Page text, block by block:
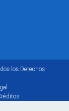
los Derechos